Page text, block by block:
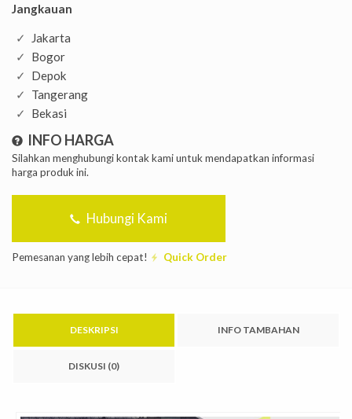
Jangkauan
Jakarta
Bogor
Depok
Tangerang
Bekasi
INFO HARGA
Silahkan menghubungi kontak kami untuk mendapatkan informasi
harga produk ini.
Hubungi Kami
Pemesanan yang lebih cepat! Quick Order
DESKRIPSI INFO TAMBAHAN
DISKUSI (0)